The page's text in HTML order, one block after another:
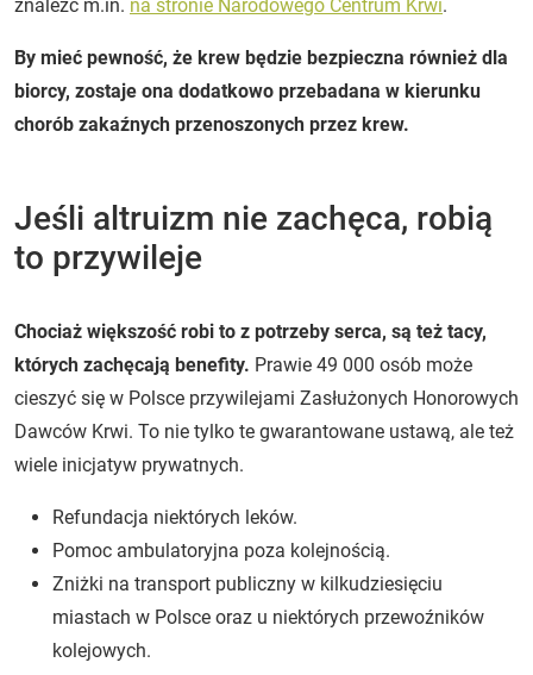
znaleźć m.in. na stronie Narodowego Centrum Krwi.
By mieć pewność, że krew będzie bezpieczna również dla
biorcy, zostaje ona dodatkowo przebadana w kierunku
chorób zakaźnych przenoszonych przez krew.
Jeśli altruizm nie zachęca, robią
to przywileje
Chociaż większość robi to z potrzeby serca, są też tacy,
których zachęcają benefity. Prawie 49 000 osób może
cieszyć się w Polsce przywilejami Zasłużonych Honorowych
Dawców Krwi. To nie tylko te gwarantowane ustawą, ale też
wiele inicjatyw prywatnych.
Refundacja niektórych leków.
Pomoc ambulatoryjna poza kolejnością.
Zniżki na transport publiczny w kilkudziesięciu
miastach w Polsce oraz u niektórych przewoźników
kolejowych.